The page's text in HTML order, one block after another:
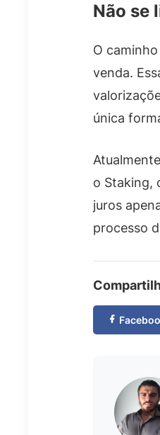
Não se
O
venda.
única
o Staking,
juros
processo